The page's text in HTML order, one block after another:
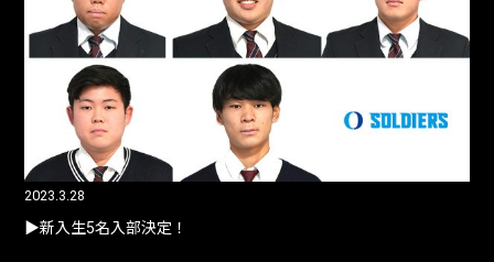
2023.3.28
▶︎新入生5名入部決定！